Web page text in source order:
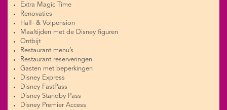
Extra Magic Time
Renovaties
Half- & Volpension
Maaltijden met de Disney figuren
Ontbijt
Restaurant menu’s
Restaurant reserveringen
Gasten met beperkingen
Disney Express
Disney FastPass
Disney Standby Pass
Disney Premier Access